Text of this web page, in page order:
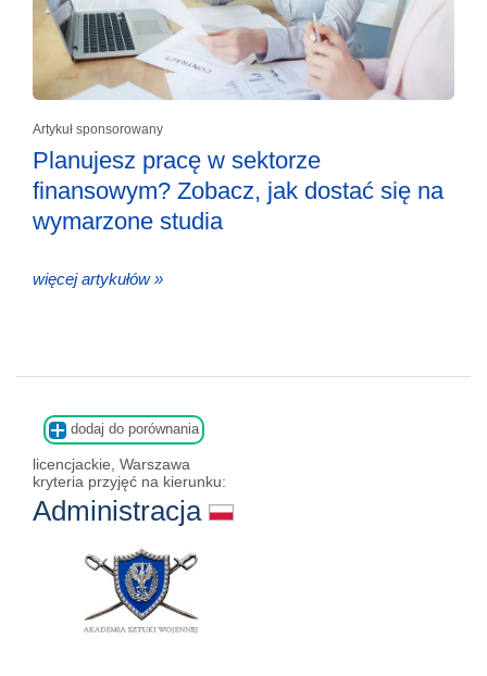
Artykuł sponsorowany
Planujesz pracę w sektorze
finansowym? Zobacz, jak dostać się na
wymarzone studia
więcej artykułów »
dodaj do porównania
licencjackie, Warszawa
kryteria przyjęć na kierunku:
Administracja